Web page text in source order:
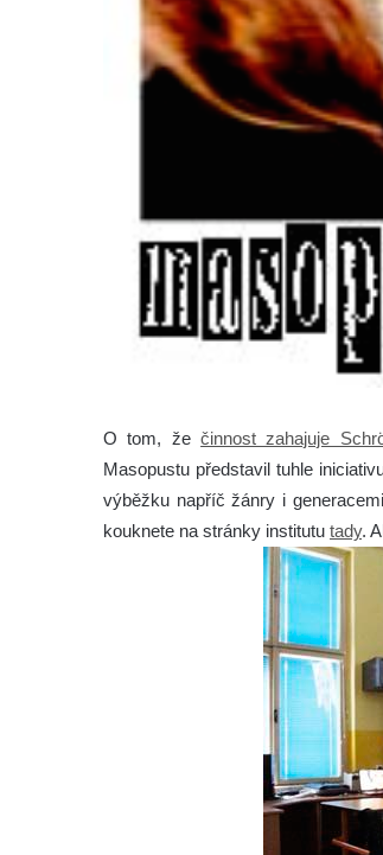
O tom, žečinnost zahajuje
Masopustu představil tuhle
výběžku napříč žánry i
kouknete na stránky institutu tady.